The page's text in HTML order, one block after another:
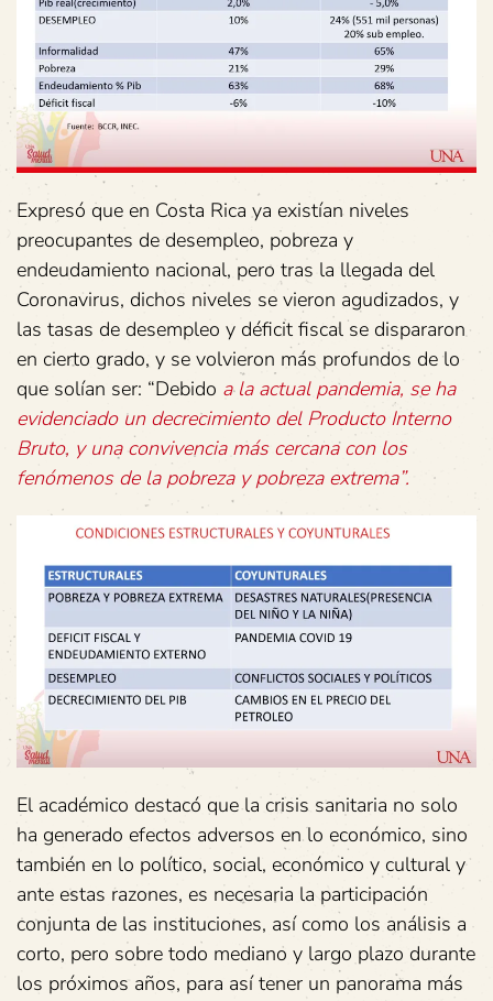
Expresó que en Costa Rica ya existían niveles
preocupantes de desempleo, pobreza y
endeudamiento nacional, pero tras la llegada del
Coronavirus, dichos niveles se vieron agudizados, y
las tasas de desempleo y déficit fiscal se dispararon
en cierto grado, y se volvieron más profundos de lo
que solían ser: “Debido a la actual pandemia, se ha
evidenciado un decrecimiento del Producto Interno
Bruto, y una convivencia más cercana con los
fenómenos de la pobreza y pobreza extrema”.
El académico destacó que la crisis sanitaria no solo
ha generado efectos adversos en lo económico, sino
también en lo político, social, económico y cultural y
ante estas razones, es necesaria la participación
conjunta de las instituciones, así como los análisis a
corto, pero sobre todo mediano y largo plazo durante
los próximos años, para así tener un panorama más